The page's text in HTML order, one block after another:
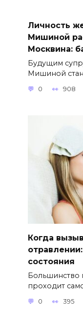
Личность
Мишиной
Москвина:
Будущим
Мишиной
0 908
Когда
состояния
Большинство
проходит
0 395